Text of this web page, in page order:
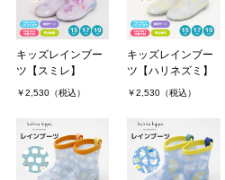
nukostephaneさん（1件）購入者
東京都/女性 投稿日：2022年01月30日
も可愛く、娘も喜んでおりました。
柔らかく履きやすいことに加え、デ
い物でした。
はるままさん（1件）購入者
キッズレインブー
ツ【スミレ】
￥2,530（税込）
キッズレインブー
ツ【ハリネズミ】
￥2,530（税込）